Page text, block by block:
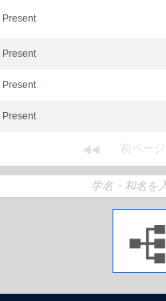
Present
Present
Present
Present